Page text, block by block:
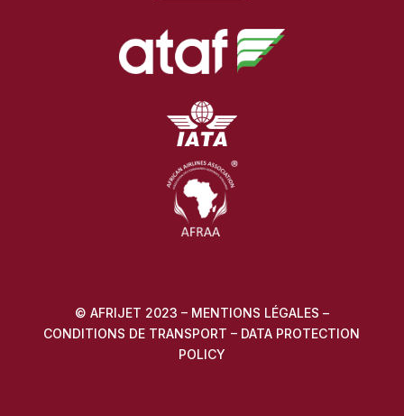
© AFRIJET 2023 – MENTIONS LÉGALES –
CONDITIONS DE TRANSPORT – DATA PROTECTION
POLICY